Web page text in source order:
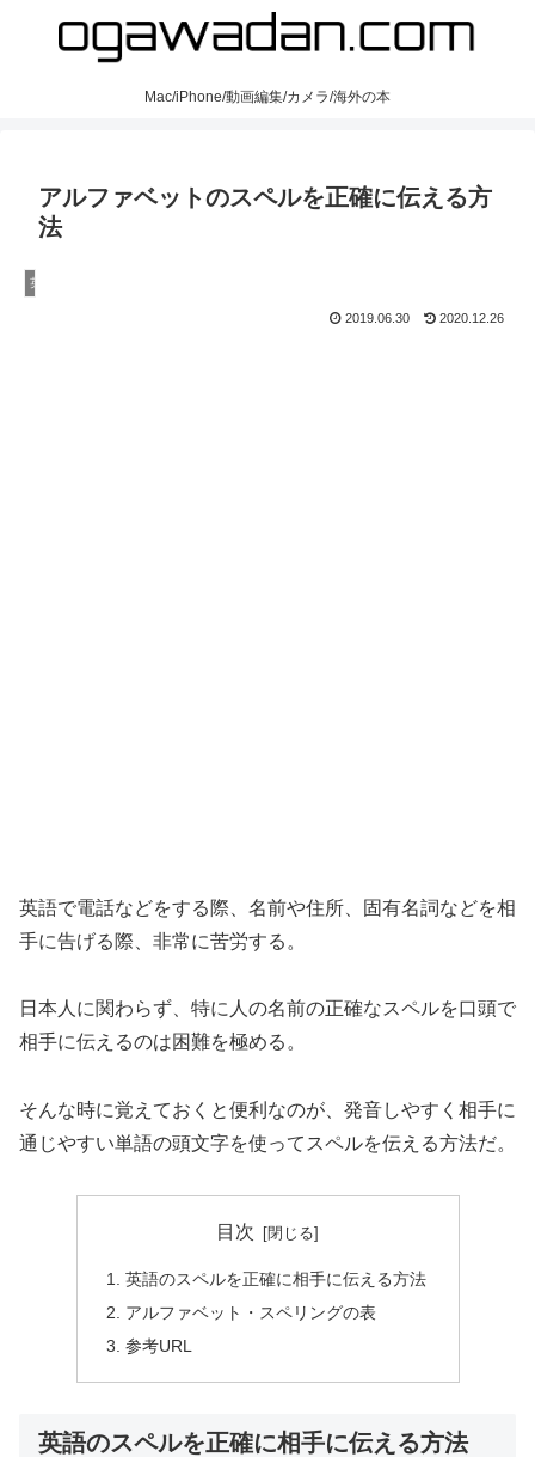
Mac/iPhone/動画編集/カメラ/海外の本
アルファベットのスペルを正確に伝える方
法
英語
2019.06.30 2020.12.26
英語で電話などをする際、名前や住所、固有名詞などを相
手に告げる際、非常に苦労する。
日本人に関わらず、特に人の名前の正確なスペルを口頭で
相手に伝えるのは困難を極める。
そんな時に覚えておくと便利なのが、発音しやすく相手に
通じやすい単語の頭文字を使ってスペルを伝える方法だ。
目次
英語のスペルを正確に相手に伝える方法
アルファベット・スペリングの表
参考URL
英語のスペルを正確に相手に伝える方法